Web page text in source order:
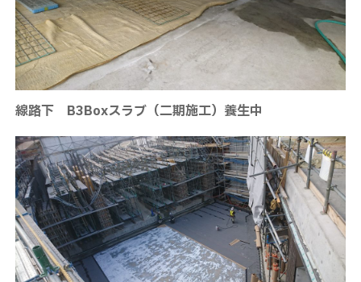
線路下 B3Boxスラブ（二期施工）養生中